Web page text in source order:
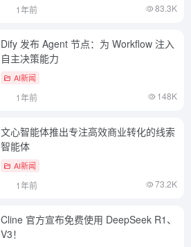
1年前 83.3K
Dify 发布 Agent 节点：为 Workflow 注入
自主决策能力
AI新闻
1年前 148K
文心智能体推出专注高效商业转化的线索
智能体
AI新闻
1年前 73.2K
Cline 官方宣布免费使用 DeepSeek R1、
V3！